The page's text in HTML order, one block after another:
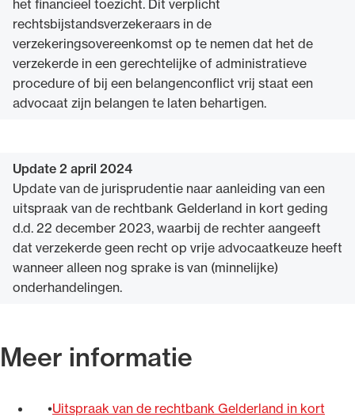
het financieel toezicht. Dit verplicht
rechtsbijstandsverzekeraars in de
verzekeringsovereenkomst op te nemen dat het de
verzekerde in een gerechtelijke of administratieve
procedure of bij een belangenconflict vrij staat een
advocaat zijn belangen te laten behartigen.
Update 2 april 2024
Update van de jurisprudentie naar aanleiding van een
uitspraak van de rechtbank Gelderland in kort geding
d.d. 22 december 2023, waarbij de rechter aangeeft
dat verzekerde geen recht op vrije advocaatkeuze heeft
wanneer alleen nog sprake is van (minnelijke)
onderhandelingen.
Meer informatie
Uitspraak van de rechtbank Gelderland in kort